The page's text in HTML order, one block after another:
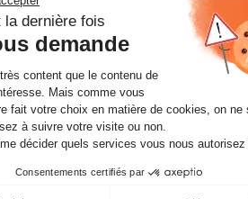
tel que le code P0299 pour
pas ! Un simple diagnostic
sur votre véhicule.
et fiabilité